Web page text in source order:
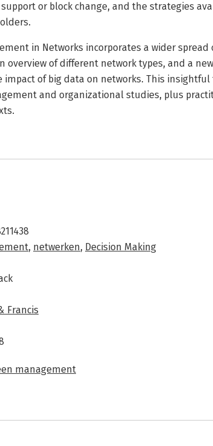
or block change, and the strategies
in Networks incorporates a wider
overview of different network types, and a
of big data on networks. This
and organizational studies, plus
, netwerken, Decision Making
Francis
management